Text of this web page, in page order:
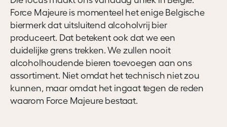
Force Majeure is momenteel het enige Belgische
biermerk dat uitsluitend alcoholvrij bier
produceert. Dat betekent ook dat we een
duidelijke grens trekken. We zullen nooit
alcoholhoudende bieren toevoegen aan ons
assortiment. Niet omdat het technisch niet zou
kunnen, maar omdat het ingaat tegen de reden
waarom Force Majeure bestaat.